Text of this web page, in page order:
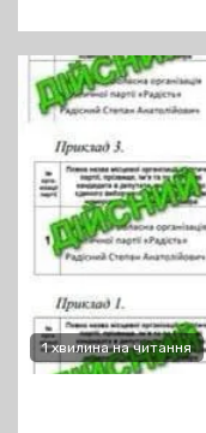
1 хвилина на читання